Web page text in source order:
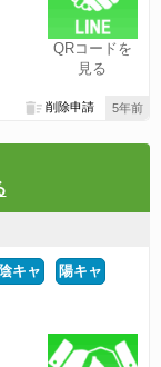
QRコードを
見る
5年前
削除申請
陰キャ 陽キャ